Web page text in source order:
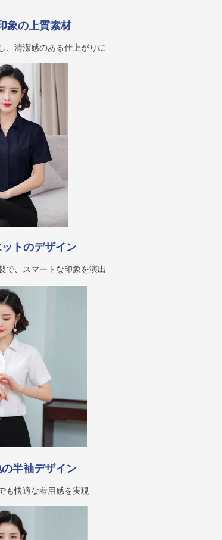
象の上質素材
、清潔感のある仕上がりに
トのデザイン
で、スマートな印象を演出
半袖デザイン
も快適な着用感を実現